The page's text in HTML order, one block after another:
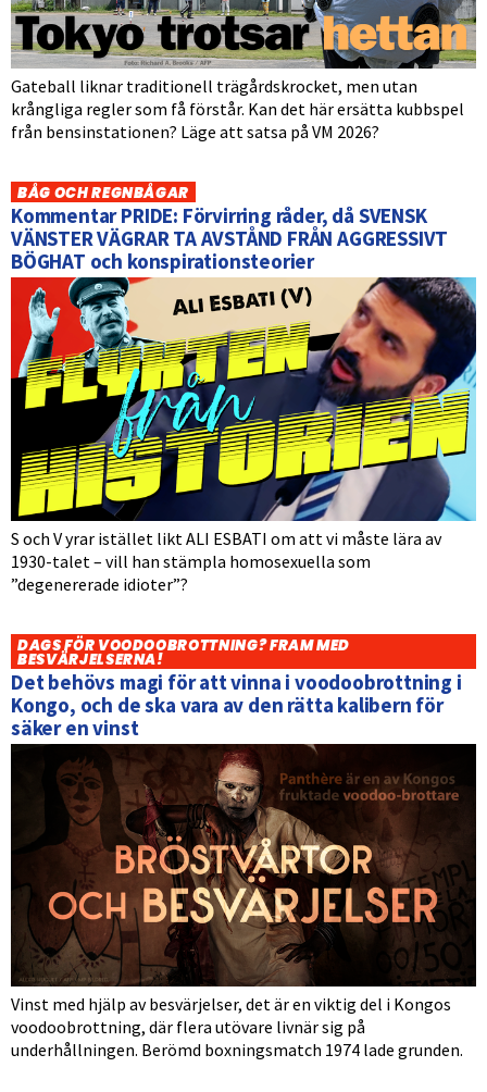
Gateball liknar traditionell trägårdskrocket, men utan
krångliga regler som få förstår. Kan det här ersätta kubbspel
från bensinstationen? Läge att satsa på VM 2026?
BÅG OCH REGNBÅGAR
Kommentar PRIDE: Förvirring råder, då SVENSK
VÄNSTER VÄGRAR TA AVSTÅND FRÅN AGGRESSIVT
BÖGHAT och konspirationsteorier
S och V yrar istället likt ALI ESBATI om att vi måste lära av
1930-talet – vill han stämpla homosexuella som
”degenererade idioter”?
DAGS FÖR VOODOOBROTTNING? FRAM MED
BESVÄRJELSERNA!
Det behövs magi för att vinna i voodoobrottning i
Kongo, och de ska vara av den rätta kalibern för
säker en vinst
Vinst med hjälp av besvärjelser, det är en viktig del i Kongos
voodoobrottning, där flera utövare livnär sig på
underhållningen. Berömd boxningsmatch 1974 lade grunden.